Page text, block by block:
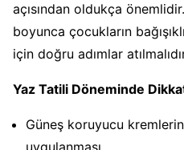
açısından oldukça
boyunca çocukların
için doğru adımlar
Yaz Tatili Döneminde
Güneş koruyucu